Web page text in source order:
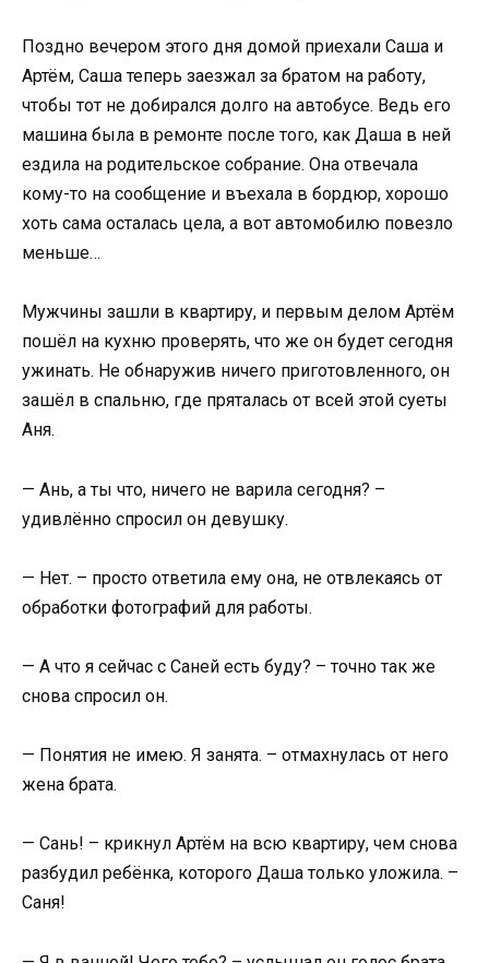
Поздно вечером этого дня домой приехали Саша и
Артём, Саша теперь заезжал за братом на работу,
чтобы тот не добирался долго на автобусе. Ведь его
машина была в ремонте после того, как Даша в ней
ездила на родительское собрание. Она отвечала
кому-то на сообщение и въехала в бордюр, хорошо
хоть сама осталась цела, а вот автомобилю повезло
меньше…
Мужчины зашли в квартиру, и первым делом Артём
пошёл на кухню проверять, что же он будет сегодня
ужинать. Не обнаружив ничего приготовленного, он
зашёл в спальню, где пряталась от всей этой суеты
Аня.
— Ань, а ты что, ничего не варила сегодня? –
удивлённо спросил он девушку.
— Нет. – просто ответила ему она, не отвлекаясь от
обработки фотографий для работы.
— А что я сейчас с Саней есть буду? – точно так же
снова спросил он.
— Понятия не имею. Я занята. – отмахнулась от него
жена брата.
— Сань! – крикнул Артём на всю квартиру, чем снова
разбудил ребёнка, которого Даша только уложила. –
Саня!